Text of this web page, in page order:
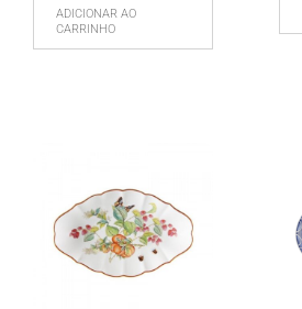
ADICIONAR AO
CARRINHO